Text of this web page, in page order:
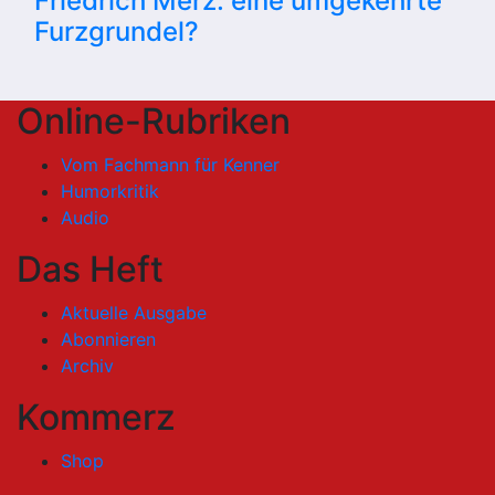
Furzgrundel?
Online-Rubriken
Vom Fachmann für Kenner
Humorkritik
Audio
Das Heft
Aktuelle Ausgabe
Abonnieren
Archiv
Kommerz
Shop